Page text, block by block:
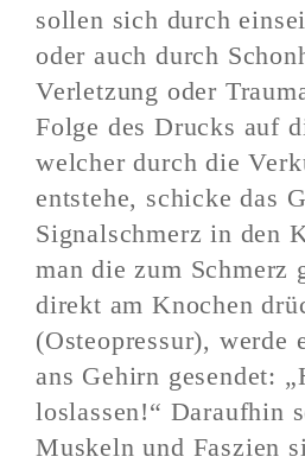
sollen sich durch
oder auch durch
Verletzung oder
Folge des Drucks auf
welcher durch die
entstehe, schicke das
Signalschmerz in den
man die zum Schmerz
direkt am Knochen
(Osteopressur), werde
ans Gehirn gesendet:
loslassen!“ Daraufhin
Muskeln und Faszien